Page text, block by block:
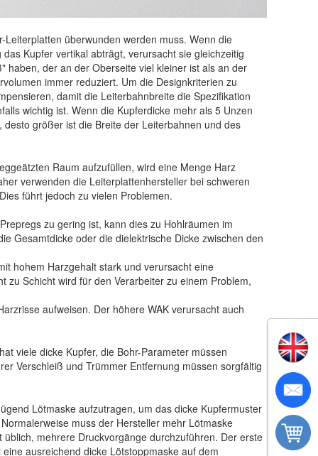
überwunden werden muss. Wenn die
Kupfer vertikal abträgt, verursacht sie gleichzeitig
haben, der an der Oberseite viel kleiner ist als an der
immer reduziert. Um die Designkriterien zu
damit die Leiterbahnbreite die Spezifikation
wichtig ist. Wenn die Kupferdicke mehr als 5 Unzen
größer ist die Breite der Leiterbahnen und des
Raum aufzufüllen, wird eine Menge Harz
verwenden die Leiterplattenhersteller bei schweren
führt jedoch zu vielen Problemen.
zu gering ist, kann dies zu Hohlräumen im
Gesamtdicke oder die dielektrische Dicke zwischen den
hohem Harzgehalt stark und verursacht eine
zu Schicht wird für den Verarbeiter zu einem Problem,
aufweisen. Der höhere WAK verursacht auch
viele dicke Kupfer, die Bohr-Parameter müssen
Verschleiß und Trümmer Entfernung müssen sorgfältig
Lötmaske aufzutragen, um das dicke Kupfermuster
muss der Hersteller mehr Lötmaske
mehrere Druckvorgänge durchzuführen. Der erste
ausreichend dicke Lötstoppmaske auf dem